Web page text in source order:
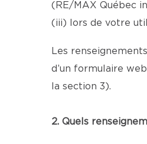
(RE/MAX Québec
(iii) lors de votre
Les
d’un formulaire
la section 3).
2. Quels